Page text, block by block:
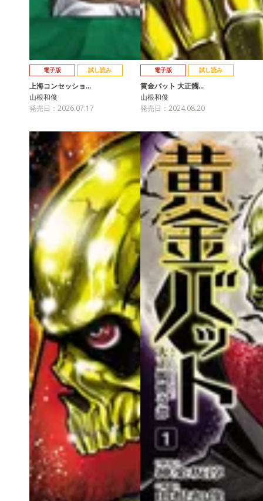
電子版 試し読み
上海コンセッショ…
山根和俊
発売日：2026.07.17
電子版 試し読み
黄金バット 大正髑…
山根和俊
発売日：2024.08.20